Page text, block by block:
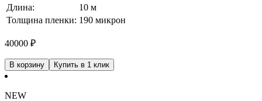
Длина:
10 м
Толщина пленки: 190 микрон
40000 ₽
В корзину Купить в 1 клик
NEW